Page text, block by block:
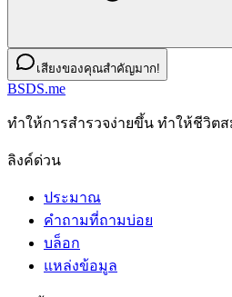
เสียงของคุณสำคัญมาก!
BSDS.me
ทําให้การสํารวจง่ายขึ้น ทําให้ชีวิต
ลิงค์ด่วน
ประมาณ
คำถามที่ถามบ่อย
บล็อก
แหล่งข้อมูล